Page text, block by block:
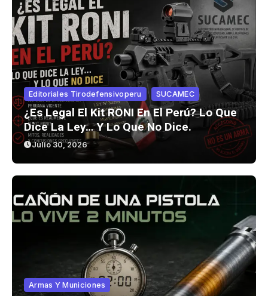
Editoriales Tirodefensivoperu SUCAMEC
¿Es Legal El Kit RONI En El Perú? Lo Que
Dice La Ley… Y Lo Que No Dice.
Julio 30, 2026
Armas Y Municiones